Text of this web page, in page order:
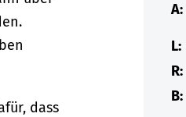
dass
A:
L:
R:
B: